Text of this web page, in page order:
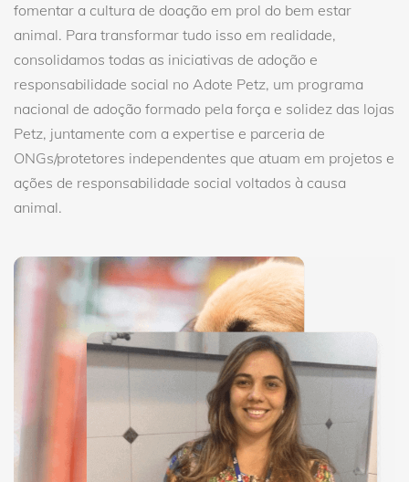
fomentar a cultura de doação em prol do bem estar
animal. Para transformar tudo isso em realidade,
consolidamos todas as iniciativas de adoção e
responsabilidade social no Adote Petz, um programa
nacional de adoção formado pela força e solidez das lojas
Petz, juntamente com a expertise e parceria de
ONGs/protetores independentes que atuam em projetos e
ações de responsabilidade social voltados à causa
animal.